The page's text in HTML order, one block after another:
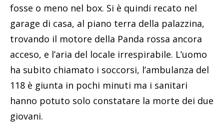
fosse o meno nel box. Si è quindi recato nel
garage di casa, al piano terra della palazzina,
trovando il motore della Panda rossa ancora
acceso, e l’aria del locale irrespirabile. L’uomo
ha subito chiamato i soccorsi, l’ambulanza del
118 è giunta in pochi minuti ma i sanitari
hanno potuto solo constatare la morte dei due
giovani.